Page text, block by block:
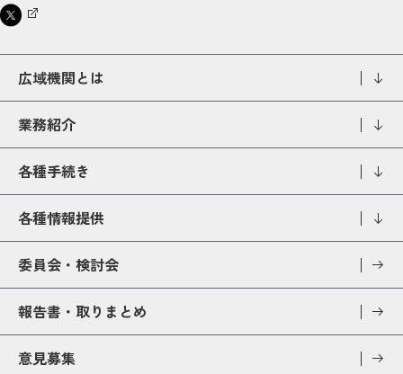
広域機関とは
業務紹介
各種手続き
各種情報提供
委員会・検討会
報告書・取りまとめ
意見募集